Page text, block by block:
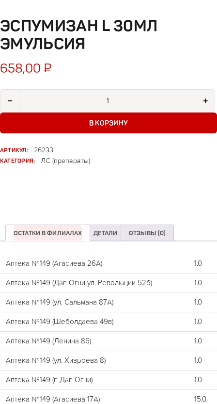
ЭСПУМИЗАН L 30МЛ
ЭМУЛЬСИЯ
658,00 ₽
− +
В КОРЗИНУ
АРТИКУЛ:
26233
КАТЕГОРИЯ:
ЛС (препараты)
ОСТАТКИ В ФИЛИАЛАХ ДЕТАЛИ ОТЗЫВЫ (0)
Аптека №149 (Агасиева 26А) 1.0
Аптека №149 (Даг. Огни ул. Революции 52б) 1.0
Аптека №149 (ул. Сальмана 87А) 1.0
Аптека №149 (Шеболдаева 49в) 1.0
Аптека №149 (Ленина 86) 1.0
Аптека №149 (ул. Хизроева 8) 1.0
Аптека №149 (г. Даг. Огни) 1.0
Аптека №149 (Агасиева 17А) 15.0